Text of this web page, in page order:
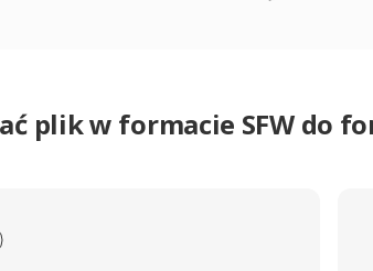
plik w formacie SFW do